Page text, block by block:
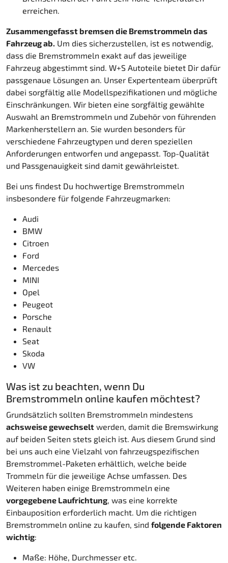
erreichen.
Zusammengefasst bremsen die Bremstrommeln das
Fahrzeug ab. Um dies sicherzustellen, ist es notwendig,
dass die Bremstrommeln exakt auf das jeweilige
Fahrzeug abgestimmt sind. W+S Autoteile bietet Dir dafür
passgenaue Lösungen an. Unser Expertenteam überprüft
dabei sorgfältig alle Modellspezifikationen und mögliche
Einschränkungen. Wir bieten eine sorgfältig gewählte
Auswahl an Bremstrommeln und Zubehör von führenden
Markenherstellern an. Sie wurden besonders für
verschiedene Fahrzeugtypen und deren speziellen
Anforderungen entworfen und angepasst. Top-Qualität
und Passgenauigkeit sind damit gewährleistet.
Bei uns findest Du hochwertige Bremstrommeln
insbesondere für folgende Fahrzeugmarken:
Audi
BMW
Citroen
Ford
Mercedes
MINI
Opel
Peugeot
Porsche
Renault
Seat
Skoda
VW
Was ist zu beachten, wenn Du
Bremstrommeln online kaufen möchtest?
Grundsätzlich sollten Bremstrommeln mindestens
achsweise gewechselt werden, damit die Bremswirkung
auf beiden Seiten stets gleich ist. Aus diesem Grund sind
bei uns auch eine Vielzahl von fahrzeugspezifischen
Bremstrommel-Paketen erhältlich, welche beide
Trommeln für die jeweilige Achse umfassen. Des
Weiteren haben einige Bremstrommeln eine
vorgegebene Laufrichtung, was eine korrekte
Einbauposition erforderlich macht. Um die richtigen
Bremstrommeln online zu kaufen, sind folgende Faktoren
wichtig:
Maße: Höhe, Durchmesser etc.